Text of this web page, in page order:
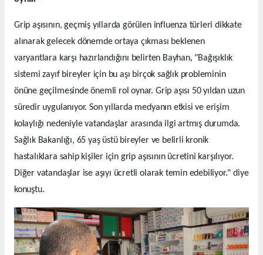
Grip aşısının, geçmiş yıllarda görülen influenza türleri dikkate
alınarak gelecek dönemde ortaya çıkması beklenen
varyantlara karşı hazırlandığını belirten Bayhan, "Bağışıklık
sistemi zayıf bireyler için bu aşı birçok sağlık probleminin
önüne geçilmesinde önemli rol oynar. Grip aşısı 50 yıldan uzun
süredir uygulanıyor. Son yıllarda medyanın etkisi ve erişim
kolaylığı nedeniyle vatandaşlar arasında ilgi artmış durumda.
Sağlık Bakanlığı, 65 yaş üstü bireyler ve belirli kronik
hastalıklara sahip kişiler için grip aşısının ücretini karşılıyor.
Diğer vatandaşlar ise aşıyı ücretli olarak temin edebiliyor." diye
konuştu.